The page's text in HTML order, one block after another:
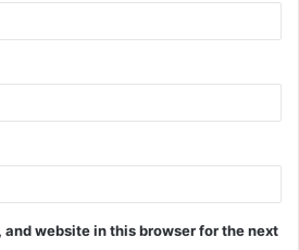
and website in this browser for the next